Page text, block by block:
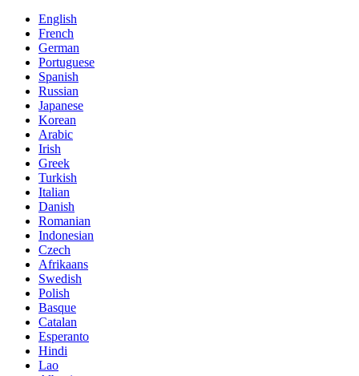
English
French
German
Portuguese
Spanish
Russian
Japanese
Korean
Arabic
Irish
Greek
Turkish
Italian
Danish
Romanian
Indonesian
Czech
Afrikaans
Swedish
Polish
Basque
Catalan
Esperanto
Hindi
Lao